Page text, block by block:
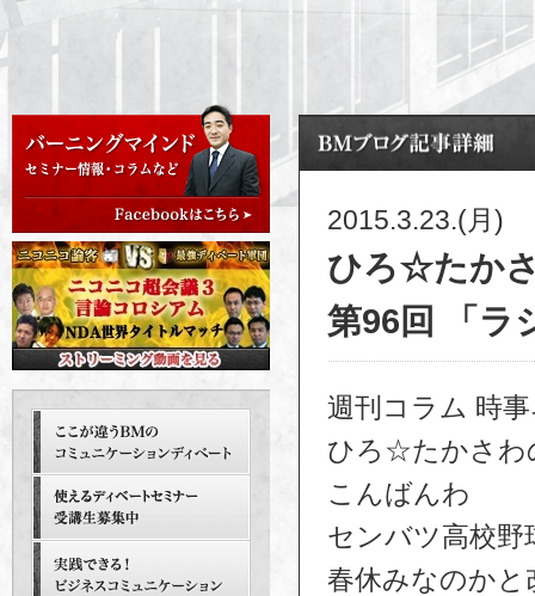
2015.3.23.(月)
ひろ☆たか
第96回 「ラ
週刊コラム 時
ひろ☆たかさ
こんばんわ
センバツ高校野
春休みなのか